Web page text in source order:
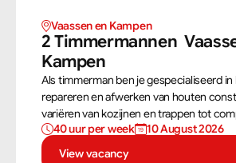
Vaassen en Kampen
2 Timmermannen
Kampen
Als timmerman ben je gespecialiseerd
repareren en afwerken van houten
variëren van kozijnen en trappen tot
dakconstructies en gevels. Aan de hand
bouwtekeningen zorg jij ervoor dat een
40 uur per week
10 August 2026
View vacancy